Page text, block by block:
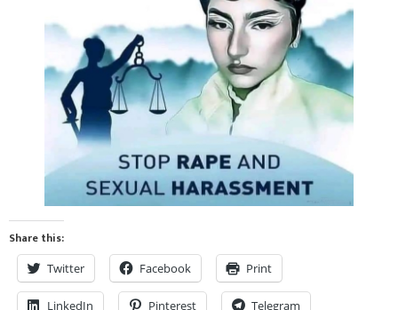
Share this:
Twitter Facebook Print
LinkedIn Pinterest Telegram